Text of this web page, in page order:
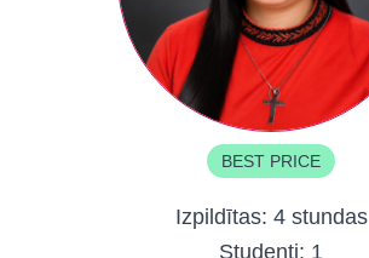
BEST PRICE
Izpildītas: 4 stundas
Studenti: 1